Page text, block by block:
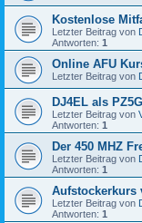
Kostenlose
Letzter Beitrag von
Antworten: 1
Online AFU
Letzter Beitrag von
DJ4EL als
Letzter Beitrag von
Antworten: 1
Der 450 MHZ
Letzter Beitrag von
Antworten: 1
Aufstockerkurs
Letzter Beitrag von
Antworten: 1